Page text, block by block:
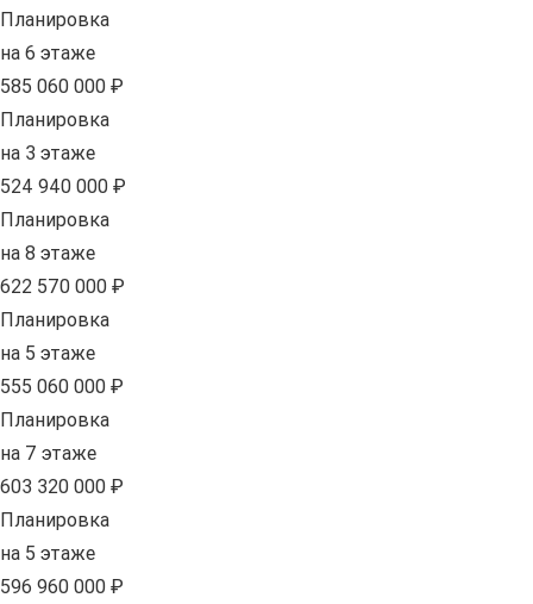
Планировка
на 6 этаже
585 060 000 ₽
Планировка
на 3 этаже
524 940 000 ₽
Планировка
на 8 этаже
622 570 000 ₽
Планировка
на 5 этаже
555 060 000 ₽
Планировка
на 7 этаже
603 320 000 ₽
Планировка
на 5 этаже
596 960 000 ₽